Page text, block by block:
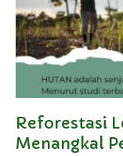
Reforestasi
Menangkal